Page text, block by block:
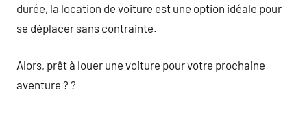
durée, la location de voiture est une option idéale pour
se déplacer sans contrainte.
Alors, prêt à louer une voiture pour votre prochaine
aventure ? ?